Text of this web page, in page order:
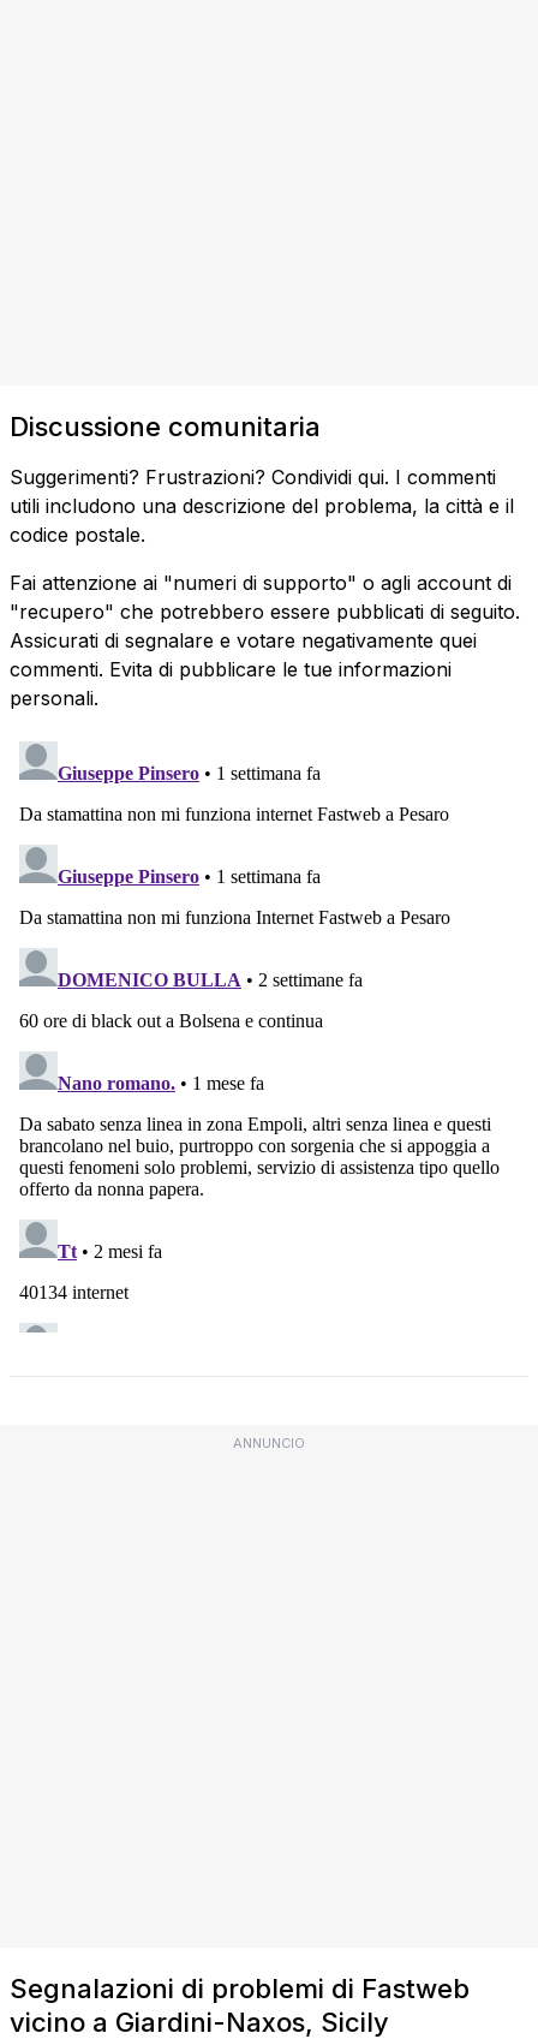
Discussione comunitaria
Suggerimenti? Frustrazioni? Condividi qui. I commenti
utili includono una descrizione del problema, la città e il
codice postale.
Fai attenzione ai "numeri di supporto" o agli account di
"recupero" che potrebbero essere pubblicati di seguito.
Assicurati di segnalare e votare negativamente quei
commenti. Evita di pubblicare le tue informazioni
personali.
ANNUNCIO
Segnalazioni di problemi di Fastweb
vicino a Giardini-Naxos, Sicily